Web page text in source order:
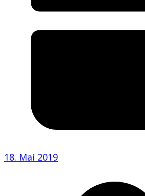
18. Mai 2019